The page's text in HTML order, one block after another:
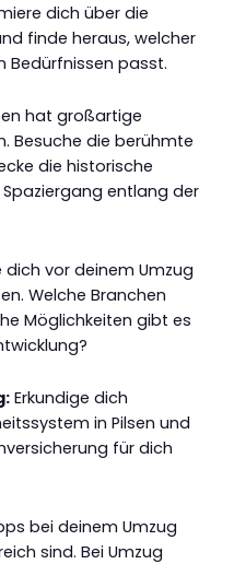
dich über die
finde heraus, welcher
Bedürfnissen passt.
hat großartige
Besuche die berühmte
die historische
entlang der
dich vor deinem Umzug
Welche Branchen
Möglichkeiten gibt es
Erkundige dich
in Pilsen und
für dich
bei deinem Umzug
sind. Bei Umzug